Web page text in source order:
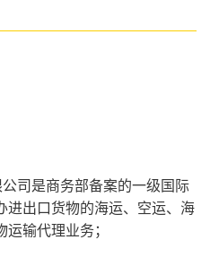
司是商务部备案的一级国际
进出口货物的海运、空运、海
输代理业务；